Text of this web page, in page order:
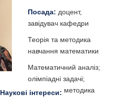
Посада: доцент,
завідувач кафедри
Теорія та методика
навчання математики
Наукові інтереси:
Математичний аналіз;
олімпіадні задачі;
методика